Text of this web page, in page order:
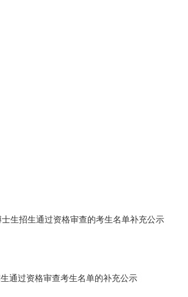
生招生通过资格审查的考生名单补充公示
通过资格审查考生名单的补充公示